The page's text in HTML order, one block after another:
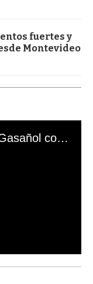
fuertes y
Montevideo
El mal momento de Yanina Gasañol con un hincha argentino en "Subrayado"